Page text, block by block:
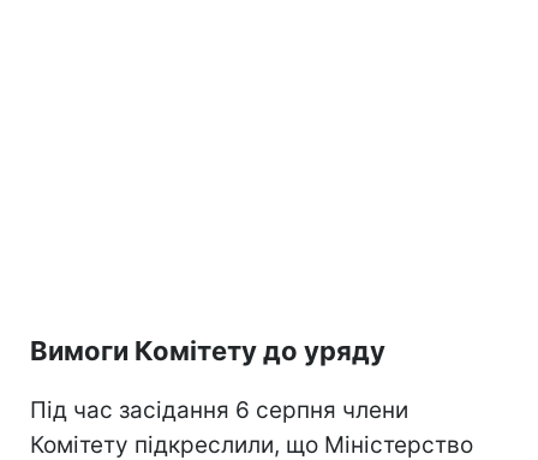
Вимоги Комітету до уряду
Під час засідання 6 серпня члени
Комітету підкреслили, що Міністерство